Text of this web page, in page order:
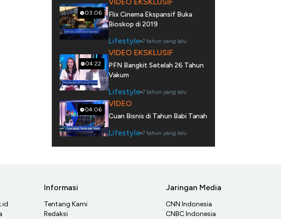
03:06
Flix Cinema Ekspansif Buka
Bioskop di 2019
Lifestyle 7 tahun yang lalu
04:22
VIDEO EKSKLUSIF
PFN Bangkit Setelah 26 Tahun
Vakum
Lifestyle 7 tahun yang lalu
04:06
VIDEO
Cuan Bisnis di Tahun Babi Tanah
Lifestyle 7 tahun yang lalu
Informasi
Tentang Kami
Redaksi
Jaringan Media
CNN Indonesia
CNBC Indonesia